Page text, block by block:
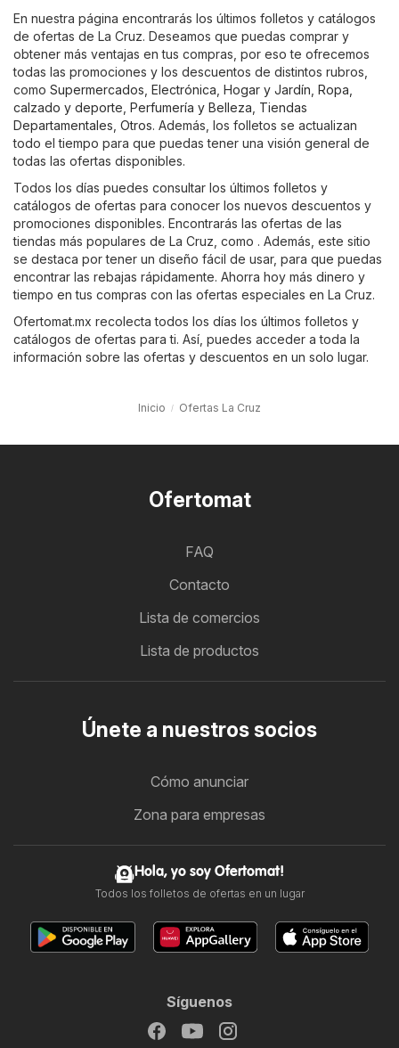
En nuestra página encontrarás los últimos folletos y catálogos
de ofertas de La Cruz. Deseamos que puedas comprar y
obtener más ventajas en tus compras, por eso te ofrecemos
todas las promociones y los descuentos de distintos rubros,
como Supermercados Electrónica Hogar y Jardín Ropa,
calzado y deporte Perfumería y Belleza Tiendas
Departamentales Otros. Además, los folletos se actualizan
todo el tiempo para que puedas tener una visión general de
todas las ofertas disponibles.
Todos los días puedes consultar los últimos folletos y
catálogos de ofertas para conocer los nuevos descuentos y
promociones disponibles. Encontrarás las ofertas de las
tiendas más populares de La Cruz, como . Además, este sitio
se destaca por tener un diseño fácil de usar, para que puedas
encontrar las rebajas rápidamente. Ahorra hoy más dinero y
tiempo en tus compras con las ofertas especiales en La Cruz.
Ofertomat.mx recolecta todos los días los últimos folletos y
catálogos de ofertas para ti. Así, puedes acceder a toda la
información sobre las ofertas y descuentos en un solo lugar.
Inicio Ofertas La Cruz
Ofertomat
FAQ
Contacto
Lista de comercios
Lista de productos
Únete a nuestros socios
Cómo anunciar
Zona para empresas
Hola, yo soy Ofertomat!
Todos los folletos de ofertas en un lugar
Síguenos